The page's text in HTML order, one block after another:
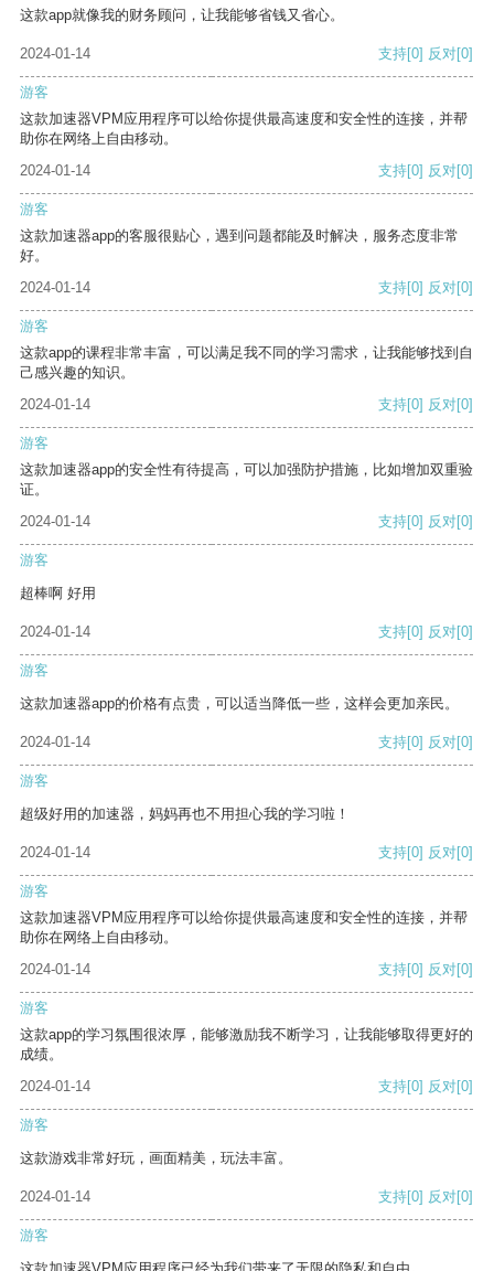
这款app就像我的财务顾问，让我能够省钱又省心。
2024-01-14 支持[0] 反对[0]
游客
这款加速器VPM应用程序可以给你提供最高速度和安全性的连接，并帮
助你在网络上自由移动。
2024-01-14
支持[0] 反对[0]
游客
这款加速器app的客服很贴心，遇到问题都能及时解决，服务态度非常
好。
2024-01-14
支持[0] 反对[0]
游客
这款app的课程非常丰富，可以满足我不同的学习需求，让我能够找到自
己感兴趣的知识。
2024-01-14
支持[0] 反对[0]
游客
这款加速器app的安全性有待提高，可以加强防护措施，比如增加双重验
证。
2024-01-14
支持[0] 反对[0]
游客
超棒啊 好用
2024-01-14 支持[0] 反对[0]
游客
这款加速器app的价格有点贵，可以适当降低一些，这样会更加亲民。
2024-01-14 支持[0] 反对[0]
游客
超级好用的加速器，妈妈再也不用担心我的学习啦！
2024-01-14 支持[0] 反对[0]
游客
这款加速器VPM应用程序可以给你提供最高速度和安全性的连接，并帮
助你在网络上自由移动。
2024-01-14
支持[0] 反对[0]
游客
这款app的学习氛围很浓厚，能够激励我不断学习，让我能够取得更好的
成绩。
2024-01-14
支持[0] 反对[0]
游客
这款游戏非常好玩，画面精美，玩法丰富。
2024-01-14 支持[0] 反对[0]
游客